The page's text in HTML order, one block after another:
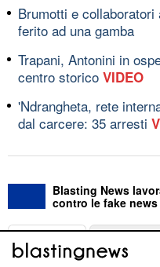
Brumotti e
ferito ad una gamba
Trapani, Antonini in
centro storico VIDEO
'Ndrangheta, rete
dal carcere: 35 arresti
Blasting News
contro le fake news
ABOUT